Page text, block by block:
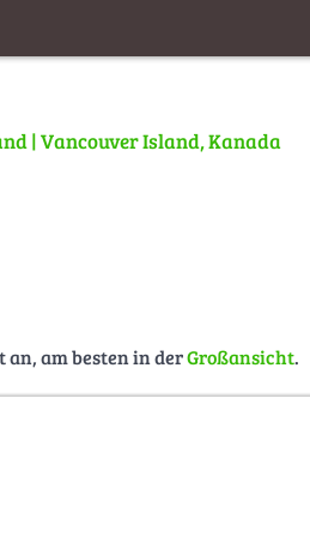
| Vancouver Island, Kanada
am besten in derGroßansicht.